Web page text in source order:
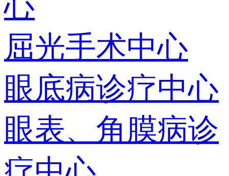
屈光手术中心
眼底病诊疗中心
眼表、角膜病诊